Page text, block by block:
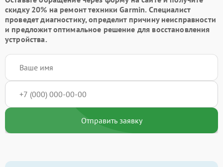
скидку 20% на ремонт техники Garmin. Специалист
проведет диагностику, определит причину неисправности
и предложит оптимальное решение для восстановления
устройства.
Отправить заявку